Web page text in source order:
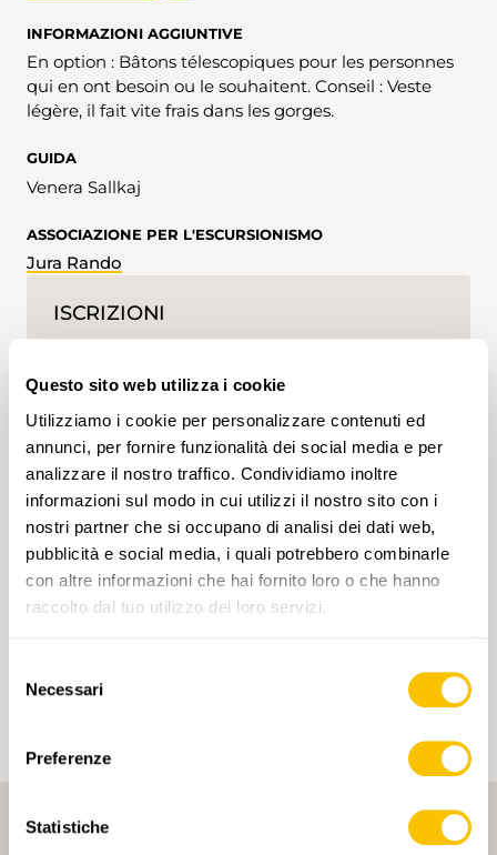
Questo sito web utilizza i cookie
Utilizziamo i cookie per personalizzare contenuti ed
annunci, per fornire funzionalità dei social media e per
analizzare il nostro traffico. Condividiamo inoltre
informazioni sul modo in cui utilizzi il nostro sito con i
nostri partner che si occupano di analisi dei dati web,
pubblicità e social media, i quali potrebbero combinarle
con altre informazioni che hai fornito loro o che hanno
raccolto dal tuo utilizzo dei loro servizi.
delNecessari
Preferenze
Statistiche
INFORMAZIONI AGGIUNTIVE
En option : Bâtons télescopiques pour les personnes
qui en ont besoin ou le souhaitent. Conseil : Veste
légère, il fait vite frais dans les gorges.
GUIDA
Venera Sallkaj
ASSOCIAZIONE PER L'ESCURSIONISMO
Jura Rando
ISCRIZIONI
TAG
Escursione Berna Giura Media
un account.